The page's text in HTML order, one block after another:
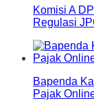
Komisi A
Regulasi
Bapenda
Pajak